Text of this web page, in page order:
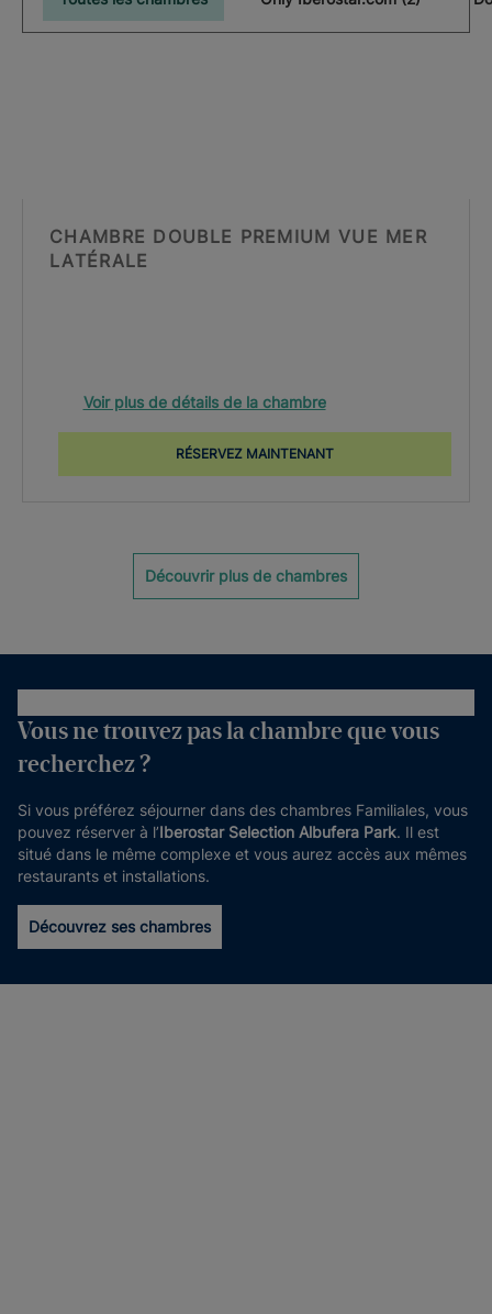
CHAMBRE DOUBLE PREMIUM VUE MER
LATÉRALE
Voir plus de détails de la chambre
RÉSERVEZ MAINTENANT
Découvrir plus de chambres
Vous ne trouvez pas la chambre que vous
recherchez ?
Si vous préférez séjourner dans des chambres Familiales, vous
pouvez réserver à l’Iberostar Selection Albufera Park. Il est
situé dans le même complexe et vous aurez accès aux mêmes
restaurants et installations.
Découvrez ses chambres